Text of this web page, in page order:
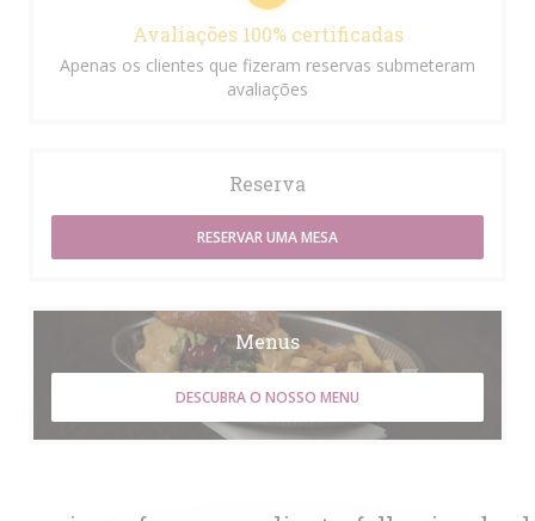
Avaliações 100% certificadas
Apenas os clientes que fizeram reservas submeteram
avaliações
Reserva
RESERVAR UMA MESA
Menus
DESCUBRA O NOSSO MENU